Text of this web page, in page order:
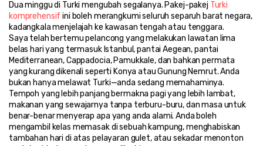
Dua minggu di Turki mengubah segalanya. Pakej-pakej Turki
komprehensif ini boleh merangkumi seluruh separuh barat negara,
kadangkala menjelajah ke kawasan tengah atau tenggara.
Saya telah bertemu pelancong yang melakukan lawatan lima
belas hari yang termasuk Istanbul, pantai Aegean, pantai
Mediterranean, Cappadocia, Pamukkale, dan bahkan permata
yang kurang dikenali seperti Konya atau Gunung Nemrut. Anda
bukan hanya melawat Turki—anda sedang memahaminya.
Tempoh yang lebih panjang bermakna pagi yang lebih lambat,
makanan yang sewajarnya tanpa terburu-buru, dan masa untuk
benar-benar menyerap apa yang anda alami. Anda boleh
mengambil kelas memasak di sebuah kampung, menghabiskan
tambahan hari di atas pelayaran gulet, atau sekadar menonton